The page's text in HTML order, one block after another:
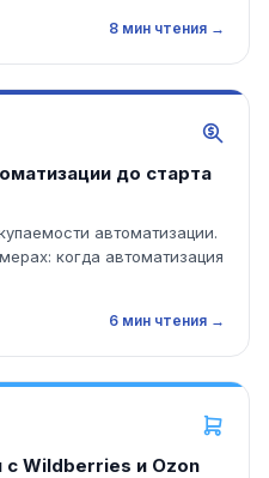
8 мин чтения →
до старта
автоматизации.
когда автоматизация
6 мин чтения →
Wildberries и Ozon